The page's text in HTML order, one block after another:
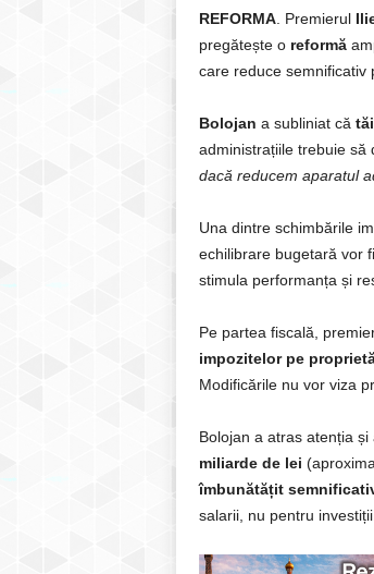
REFORMA. Premierul
pregătește o reformă
care reduce semnificativ
Bolojan a subliniat că
administrațiile trebuie să
dacă reducem aparatul
Una dintre schimbările
echilibrare bugetară vor
stimula performanța și
Pe partea fiscală,
impozitelor pe
Modificările nu vor viza
Bolojan a atras atenția
miliarde de lei
îmbunătățit
salarii, nu pentru investiții.